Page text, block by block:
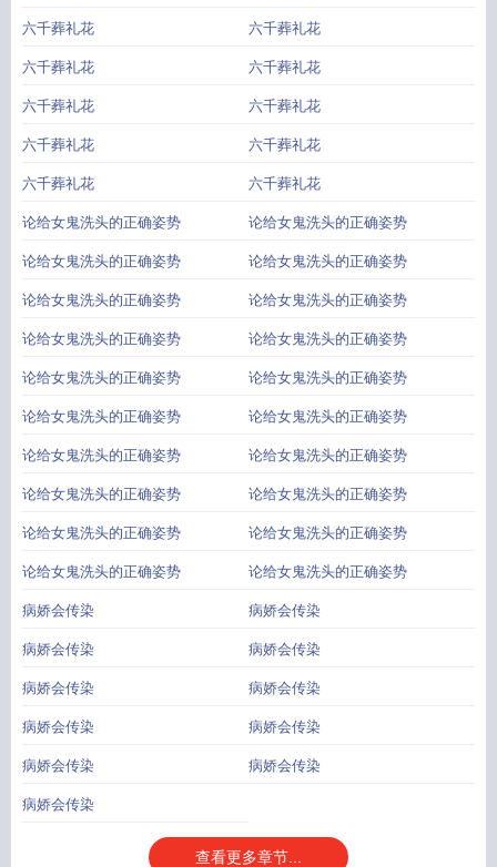
六千葬礼花 六千葬礼花
六千葬礼花 六千葬礼花
六千葬礼花 六千葬礼花
六千葬礼花 六千葬礼花
六千葬礼花 六千葬礼花
论给女鬼洗头的正确姿势 论给女鬼洗头的正确姿势
论给女鬼洗头的正确姿势 论给女鬼洗头的正确姿势
论给女鬼洗头的正确姿势 论给女鬼洗头的正确姿势
论给女鬼洗头的正确姿势 论给女鬼洗头的正确姿势
论给女鬼洗头的正确姿势 论给女鬼洗头的正确姿势
论给女鬼洗头的正确姿势 论给女鬼洗头的正确姿势
论给女鬼洗头的正确姿势 论给女鬼洗头的正确姿势
论给女鬼洗头的正确姿势 论给女鬼洗头的正确姿势
论给女鬼洗头的正确姿势 论给女鬼洗头的正确姿势
论给女鬼洗头的正确姿势 论给女鬼洗头的正确姿势
病娇会传染 病娇会传染
病娇会传染 病娇会传染
病娇会传染 病娇会传染
病娇会传染 病娇会传染
病娇会传染 病娇会传染
病娇会传染
查看更多章节...